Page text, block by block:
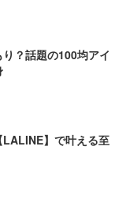
？話題の100均アイ
】で叶える至